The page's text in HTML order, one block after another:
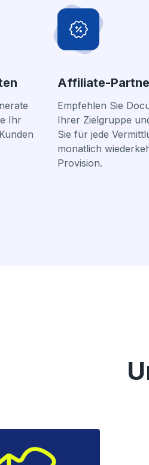
Ihr
Affiliate-
Empfehlen Sie
Ihrer Zielgruppe
Sie für jede
monatlich
Provision.